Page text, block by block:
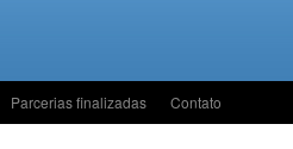
Parcerias finalizadas Contato